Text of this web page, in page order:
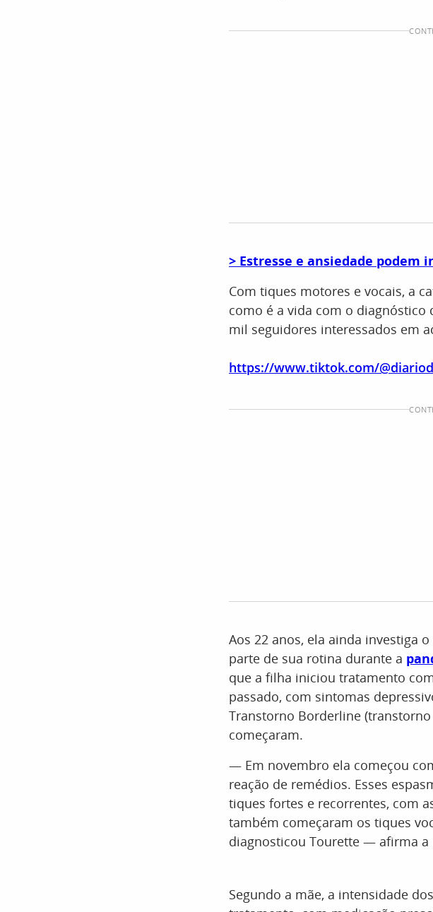
> Estresse e ansiedade podem
Com tiques motores e vocais, a
como é a vida com o diagnóstico
mil seguidores interessados em
https://www.tiktok.com/
Aos 22 anos, ela ainda investiga
parte de sua rotina durante a
que a filha iniciou tratamento
passado, com sintomas
Transtorno Borderline
começaram.
— Em novembro ela começou
reação de remédios. Esses
tiques fortes e recorrentes, com
também começaram os tiques
diagnosticou Tourette — afirma a
Segundo a mãe, a intensidade